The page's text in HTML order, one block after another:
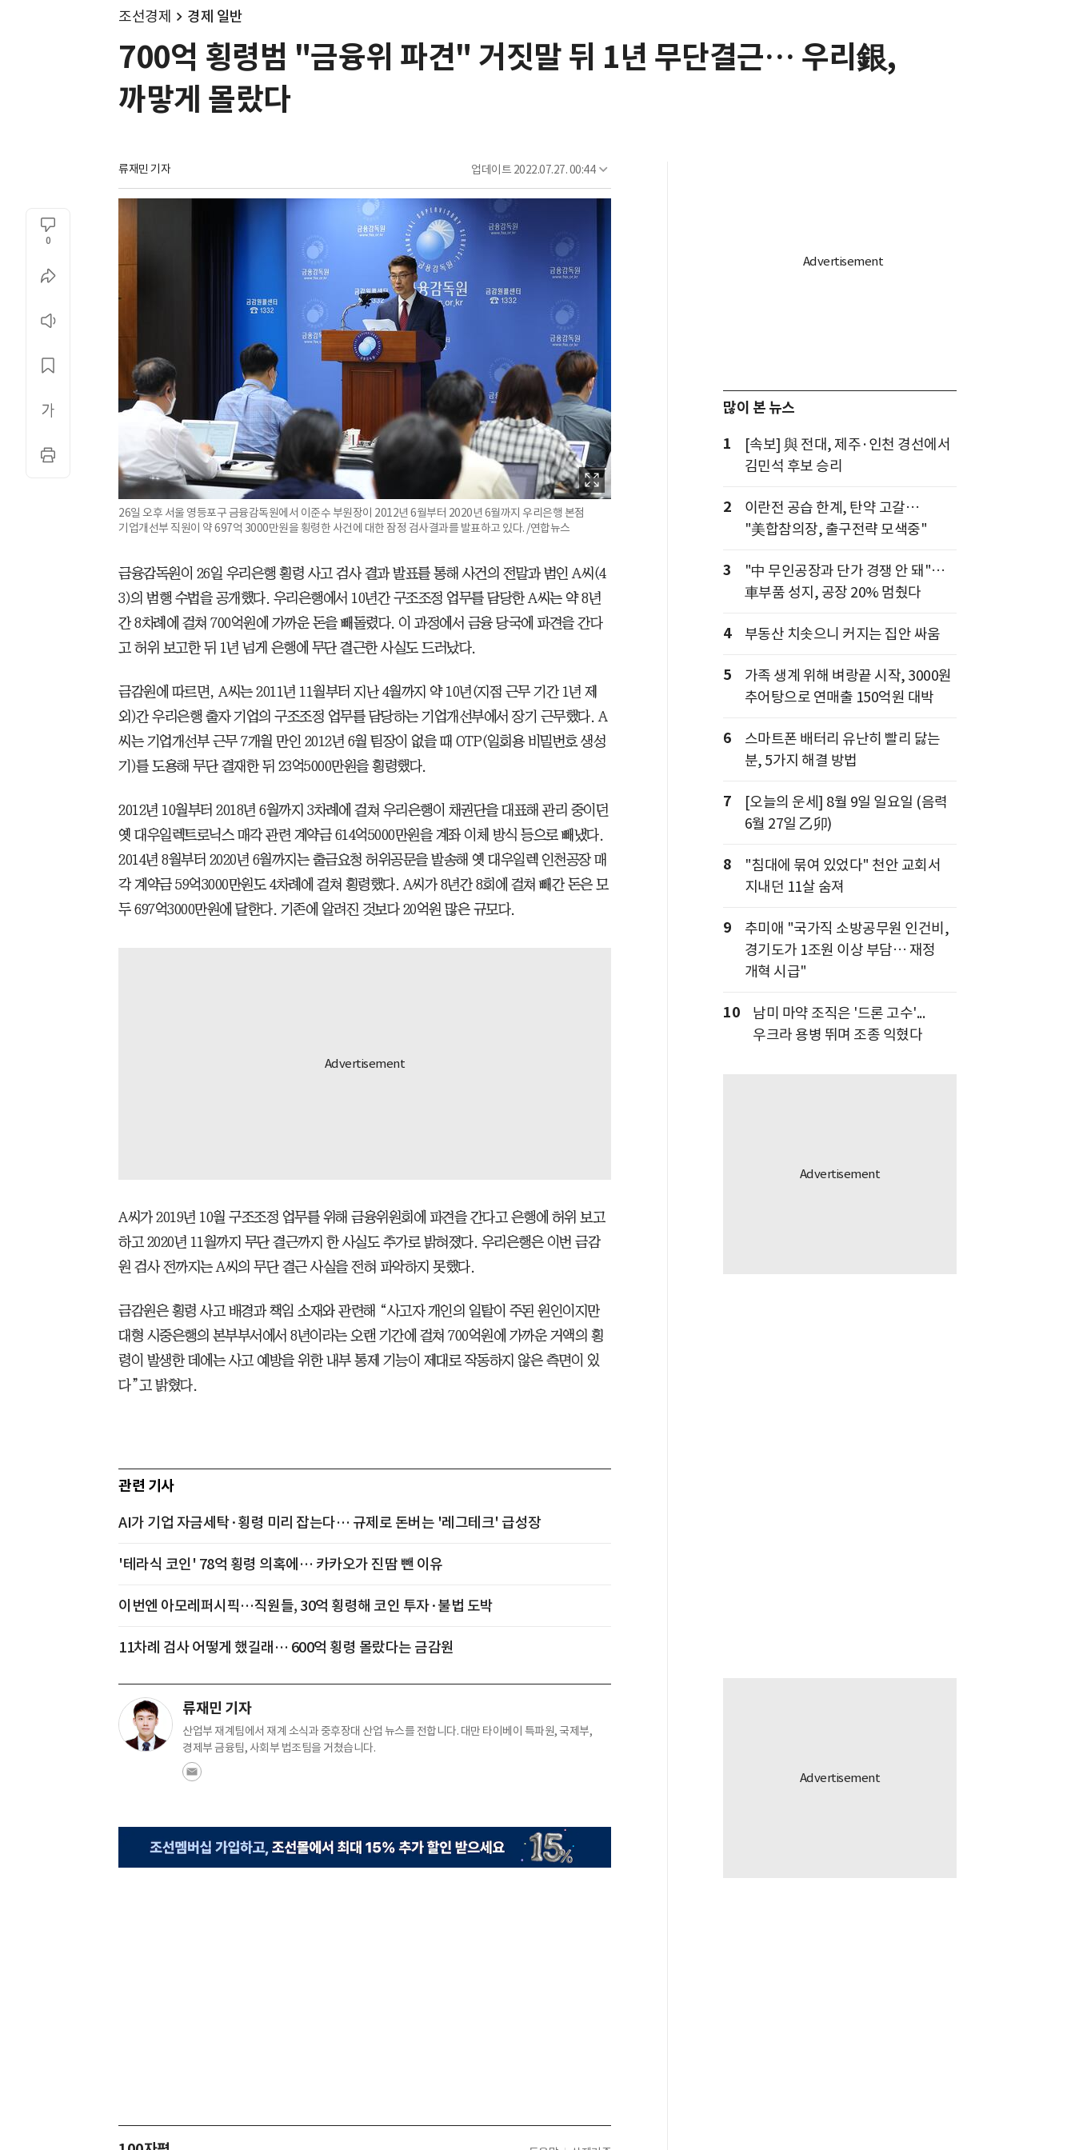
조선경제 경제 일반
700억 횡령범 "금융위 파견" 거짓말 뒤 1년 무단결근… 우리銀,
까맣게 몰랐다
류재민 기자 업데이트 2022.07.27. 00:44
0
26일 오후 서울 영등포구 금융감독원에서 이준수 부원장이 2012년 6월부터 2020년 6월까지 우리은행 본점
기업개선부 직원이 약 697억 3000만원을 횡령한 사건에 대한 잠정 검사결과를 발표하고 있다. /연합뉴스
금융감독원이 26일 우리은행 횡령 사고 검사 결과 발표를 통해 사건의 전말과 범인 A씨(4
3)의 범행 수법을 공개했다. 우리은행에서 10년간 구조조정 업무를 담당한 A씨는 약 8년
간 8차례에 걸쳐 700억원에 가까운 돈을 빼돌렸다. 이 과정에서 금융 당국에 파견을 간다
고 허위 보고한 뒤 1년 넘게 은행에 무단 결근한 사실도 드러났다.
금감원에 따르면, A씨는 2011년 11월부터 지난 4월까지 약 10년(지점 근무 기간 1년 제
외)간 우리은행 출자 기업의 구조조정 업무를 담당하는 기업개선부에서 장기 근무했다. A
씨는 기업개선부 근무 7개월 만인 2012년 6월 팀장이 없을 때 OTP(일회용 비밀번호 생성
기)를 도용해 무단 결재한 뒤 23억5000만원을 횡령했다.
2012년 10월부터 2018년 6월까지 3차례에 걸쳐 우리은행이 채권단을 대표해 관리 중이던
옛 대우일렉트로닉스 매각 관련 계약금 614억5000만원을 계좌 이체 방식 등으로 빼냈다.
2014년 8월부터 2020년 6월까지는 출금요청 허위공문을 발송해 옛 대우일렉 인천공장 매
각 계약금 59억3000만원도 4차례에 걸쳐 횡령했다. A씨가 8년간 8회에 걸쳐 빼간 돈은 모
두 697억3000만원에 달한다. 기존에 알려진 것보다 20억원 많은 규모다.
A씨가 2019년 10월 구조조정 업무를 위해 금융위원회에 파견을 간다고 은행에 허위 보고
하고 2020년 11월까지 무단 결근까지 한 사실도 추가로 밝혀졌다. 우리은행은 이번 금감
원 검사 전까지는 A씨의 무단 결근 사실을 전혀 파악하지 못했다.
금감원은 횡령 사고 배경과 책임 소재와 관련해 “사고자 개인의 일탈이 주된 원인이지만
대형 시중은행의 본부부서에서 8년이라는 오랜 기간에 걸쳐 700억원에 가까운 거액의 횡
령이 발생한 데에는 사고 예방을 위한 내부 통제 기능이 제대로 작동하지 않은 측면이 있
다”고 밝혔다.
관련 기사
AI가 기업 자금세탁·횡령 미리 잡는다… 규제로 돈버는 '레그테크' 급성장
'테라식 코인' 78억 횡령 의혹에… 카카오가 진땀 뺀 이유
이번엔 아모레퍼시픽…직원들, 30억 횡령해 코인 투자·불법 도박
11차례 검사 어떻게 했길래… 600억 횡령 몰랐다는 금감원
류재민 기자
산업부 재계팀에서 재계 소식과 중후장대 산업 뉴스를 전합니다. 대만 타이베이 특파원, 국제부,
경제부 금융팀, 사회부 법조팀을 거쳤습니다.
많이 본 뉴스
1
[속보] 與 전대, 제주·인천 경선에서
김민석 후보 승리
2
이란전 공습 한계, 탄약 고갈…
"美합참의장, 출구전략 모색중"
3
"中 무인공장과 단가 경쟁 안 돼"…
車부품 성지, 공장 20% 멈췄다
4 부동산 치솟으니 커지는 집안 싸움
5
가족 생계 위해 벼랑끝 시작, 3000원
추어탕으로 연매출 150억원 대박
6
스마트폰 배터리 유난히 빨리 닳는
분, 5가지 해결 방법
7
[오늘의 운세] 8월 9일 일요일 (음력
6월 27일 乙卯)
8
"침대에 묶여 있었다" 천안 교회서
지내던 11살 숨져
9
추미애 "국가직 소방공무원 인건비,
경기도가 1조원 이상 부담… 재정
개혁 시급"
10
남미 마약 조직은 '드론 고수'...
우크라 용병 뛰며 조종 익혔다